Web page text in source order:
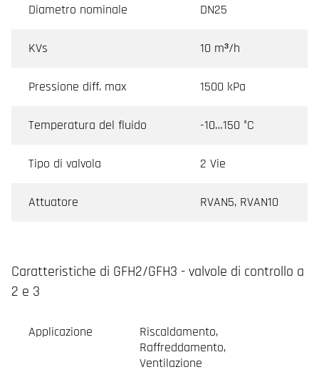
Diametro nominale DN25
KVs 10 m³/h
Pressione diff. max 1500 kPa
Temperatura del fluido -10…150 °C
Tipo di valvola 2 Vie
Attuatore RVAN5, RVAN10
Caratteristiche di GFH2/GFH3 - valvole di controllo a
2 e 3
Applicazione
Riscaldamento,
Raffreddamento,
Ventilazione